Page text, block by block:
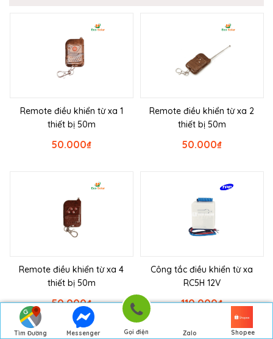
Tìm Đường
Messenger Gọi điện Zalo Shopee
Remote điều khiển từ xa 1
thiết bị 50m
₫
50.000
Remote điều khiển từ xa 2
thiết bị 50m
₫
50.000
Remote điều khiển từ xa 4
thiết bị 50m
₫
50.000
Công tắc điều khiển từ xa
RC5H 12V
₫
110.000